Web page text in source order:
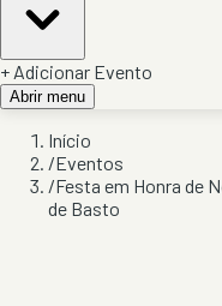
+ Adicionar Evento
Abrir menu
Início
/Eventos
/Festa em Honra de
de Basto